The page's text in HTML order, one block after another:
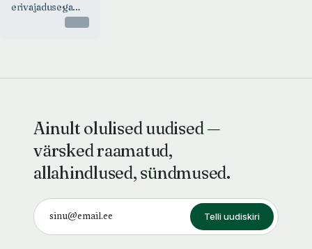
erivajadusega
Ainult olulised uudised —
värsked raamatud,
allahindlused, sündmused.
Telli uudiskiri